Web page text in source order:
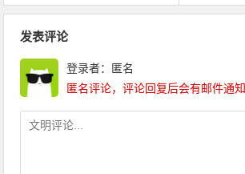
发表评论
登录者：匿名
匿名评论，评论回复后会有邮件通知